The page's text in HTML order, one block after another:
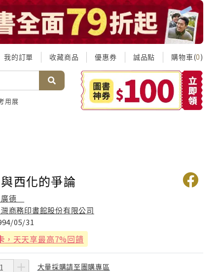
我的訂單 收藏商品 優惠券 誠品點 購物車(0)
用展
西化的爭論
廣德
商務印書館股份有限公司
05/31
，天天享最高7%回饋
大量採購請至團購專區